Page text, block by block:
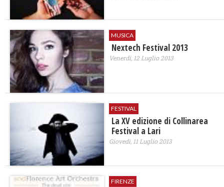
MUSICA
Nextech Festival 2013
Venerdì, 12 Luglio 2013
FESTIVAL
La XV edizione di Collinarea
Festival a Lari
Giovedì, 11 Luglio 2013
FIRENZE